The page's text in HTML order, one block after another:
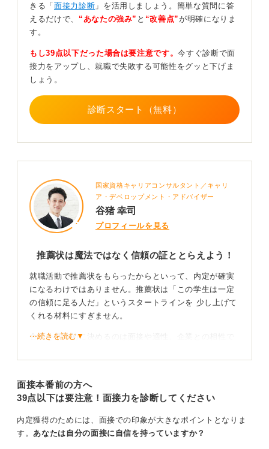
推薦されるほどの学生であるにもかかわらず、自分の考
えや行動を自身の言葉で説明できないと、推薦という形
推薦状の内容と自分が面接で語るエピソードに大きなず
れがないかは、事前によく確認しておくべきです。
もし不採用になったら教授に迷惑がかかると不安に思う
かもしれませんが、企業も推薦を一つの判断材料として
とらえています。
誠実に選考に向き合い、出た結果を真摯に受け止める姿
0
きる「 面接力診断 」を活用しましょう。簡単な質問に答
えるだけで、 “あなたの強み” と “改善点”が明確になりま
す。
もし39点以下だった場合は要注意です。今すぐ診断で面
接力をアップし、就職で失敗する可能性をグッと下げま
しょう。
診断スタート（無料）
国家資格キャリアコンサルタント／キャリ
ア・デベロップメント・アドバイザー
谷猪 幸司
プロフィールを見る
推薦状は魔法ではなく信頼の証ととらえよう！
就職活動で推薦状をもらったからといって、内定が確実
になるわけではありません。推薦状は「この学生は一定
の信頼に足る人だ」というスタートラインを 少し上げて
くれる材料にすぎません。
合否を最終的に決めるのは面接や適性、企業との相性で
柄・継続力・責任感といった現場で一緒に働けるかを読
ただし推薦がある分推薦に見合う人かという目で、通常
ことは珍しくなく、教授に迷惑がかかるケースでもあり
ません。
⋯続きを読む▼
面接本番前の方へ
39点以下は要注意！面接力を診断してください
内定獲得のためには、面接での印象が大きなポイントとなりま
す。あなたは自分の面接に自信を持っていますか？